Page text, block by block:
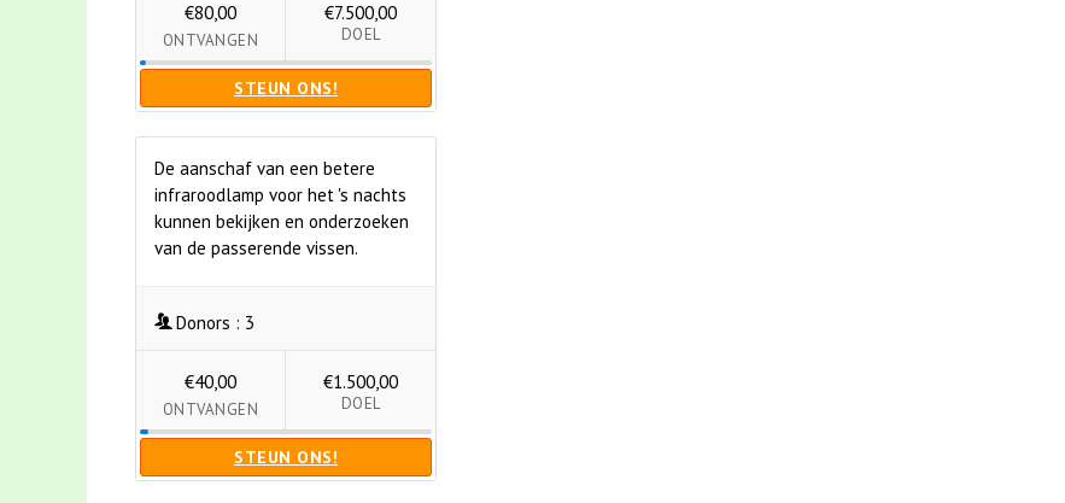
€80,00
ONTVANGEN
€7.500,00
DOEL
STEUN ONS!
De aanschaf van een betere
infraroodlamp voor het 's nachts
kunnen bekijken en onderzoeken
van de passerende vissen.
Donors : 3
€40,00
ONTVANGEN
€1.500,00
DOEL
STEUN ONS!